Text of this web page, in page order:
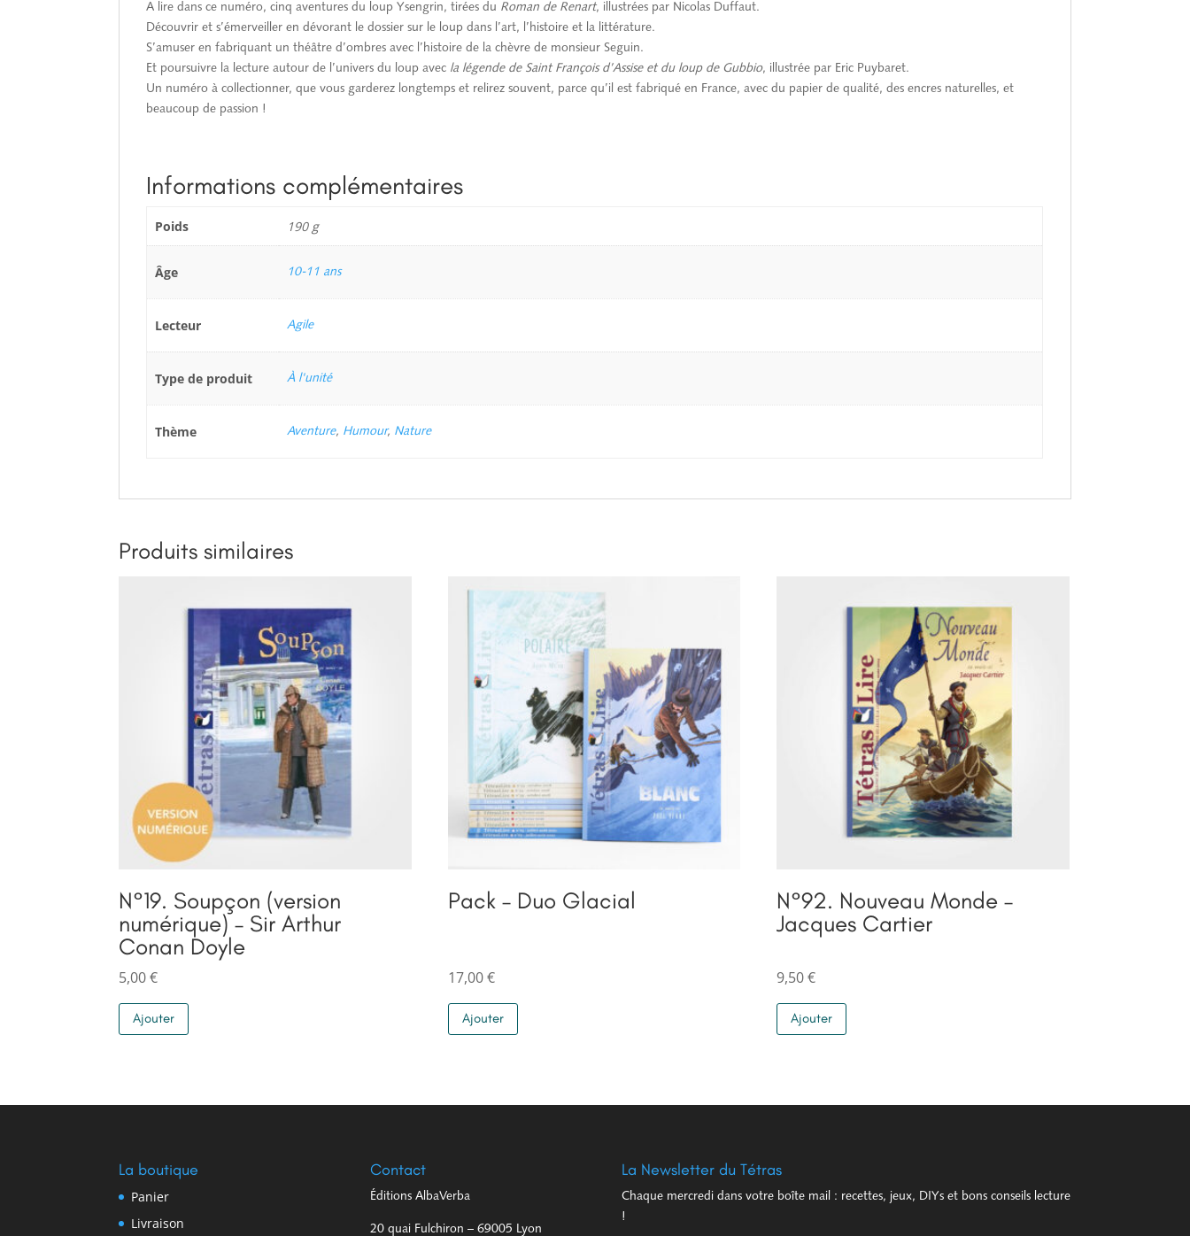
A lire dans ce numéro, cinq aventures du loup Ysengrin, tirées du Roman de Renart, illustrées par Nicolas Duffaut.
Découvrir et s’émerveiller en dévorant le dossier sur le loup dans l’art, l’histoire et la littérature.
S’amuser en fabriquant un théâtre d’ombres avec l’histoire de la chèvre de monsieur Seguin.
Et poursuivre la lecture autour de l’univers du loup avec la légende de Saint François d’Assise et du loup de Gubbio, illustrée par Eric Puybaret.
Un numéro à collectionner, que vous garderez longtemps et relirez souvent, parce qu’il est fabriqué en France, avec du papier de qualité, des encres naturelles, et
beaucoup de passion !
Informations complémentaires
Poids 190 g
Âge 10-11 ans
Lecteur Agile
Type de produit À l'unité
Thème Aventure, Humour, Nature
Produits similaires
N°19. Soupçon (version
numérique) – Sir Arthur
Conan Doyle
5,00€
Ajouter
Pack – Duo Glacial
17,00€
Ajouter
N°92. Nouveau Monde –
Jacques Cartier
9,50€
Ajouter
La boutique
Panier
Livraison
Contact
Éditions AlbaVerba
20 quai Fulchiron – 69005 Lyon
La Newsletter du Tétras
Chaque mercredi dans votre boîte mail : recettes, jeux, DIYs et bons conseils lecture
!